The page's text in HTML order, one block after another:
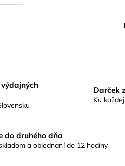
výdajných
Darček
Ku
do druhého dňa
a objednaní do 12 hodiny